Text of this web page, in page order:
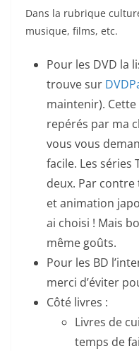
Dans la rubrique
musique, films, etc.
Pour les DVD la
trouve sur
maintenir).
repérés par ma
vous vous
facile. Les séries
deux. Par contre
et animation
ai choisi ! Mais
même goûts.
Pour les BD
merci d’éviter
Côté livres :
Livres de
temps de